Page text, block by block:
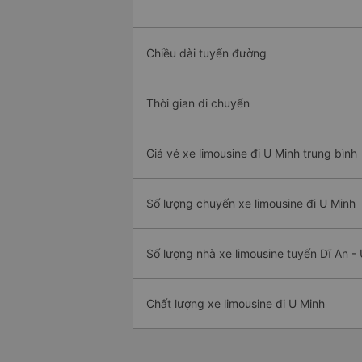
Chiều dài tuyến đường
Thời gian di chuyển
Giá vé xe limousine đi U Minh trung bình
Số lượng chuyến xe limousine đi U Minh
Số lượng nhà xe limousine tuyến Dĩ An -
Chất lượng xe limousine đi U Minh